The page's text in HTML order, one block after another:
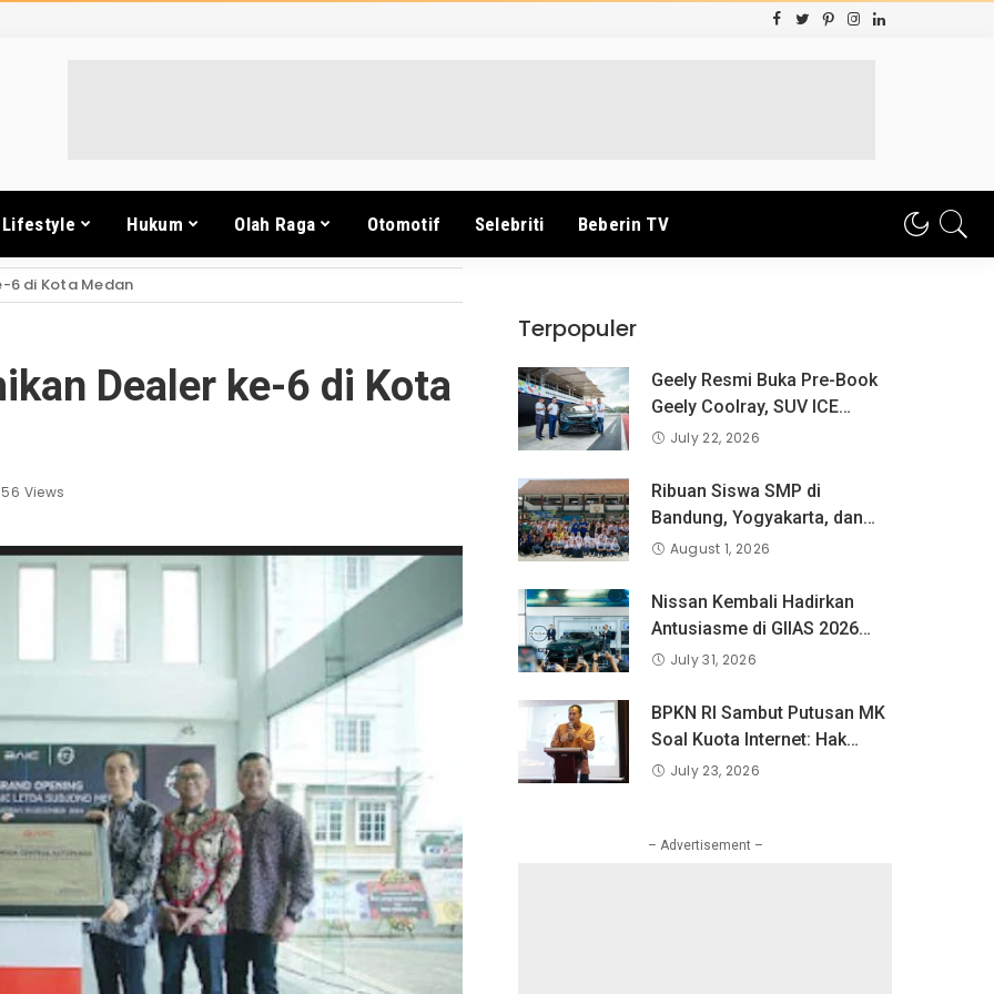
Lifestyle Hukum Olah Raga Otomotif Selebriti Beberin TV
6 di Kota Medan
Dealer ke-6 di Kota
Views
Terpopuler
Geely Resmi Buka Pre-Book
Geely Coolray, SUV ICE
Pertama Geely di Indonesia
Juta Pengguna Global.
July 22, 2026
Ribuan Siswa SMP di
Bandung, Yogyakarta, dan
Surabaya Berlatih Langsung
di PLN Mobile Jalan Juara
JEVA Spike Nation 2026.
August 1, 2026
Nissan Kembali Hadirkan
Antusiasme di GIIAS 2026
melalui Debut Perdana”
July 31, 2026
BPKN RI Sambut Putusan MK
Soal Kuota Internet: Hak
Konsumen Tak Boleh Hangus
July 23, 2026
– Advertisement –